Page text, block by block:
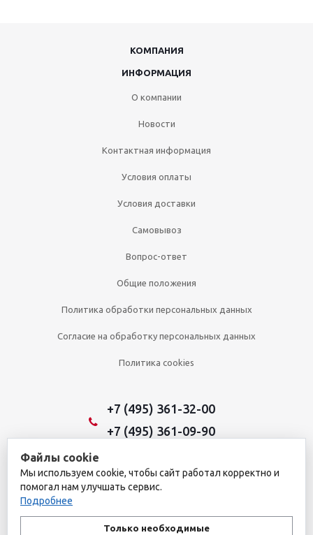
КОМПАНИЯ
ИНФОРМАЦИЯ
О компании
Новости
Контактная информация
Условия оплаты
Условия доставки
Самовывоз
Вопрос-ответ
Общие положения
Политика обработки персональных данных
Согласие на обработку персональных данных
Политика cookies
+7 (495) 361-32-00
+7 (495) 361-09-90
2026 © Уникальный интернет-магазин
Обращаем ваше внимание на то, что данный интернет-сайт носит
условиях не является публичной офертой, определяемой
Файлы cookie
Мы используем cookie, чтобы сайт работал корректно и
помогал нам улучшать сервис.
Подробнее
Только необходимые